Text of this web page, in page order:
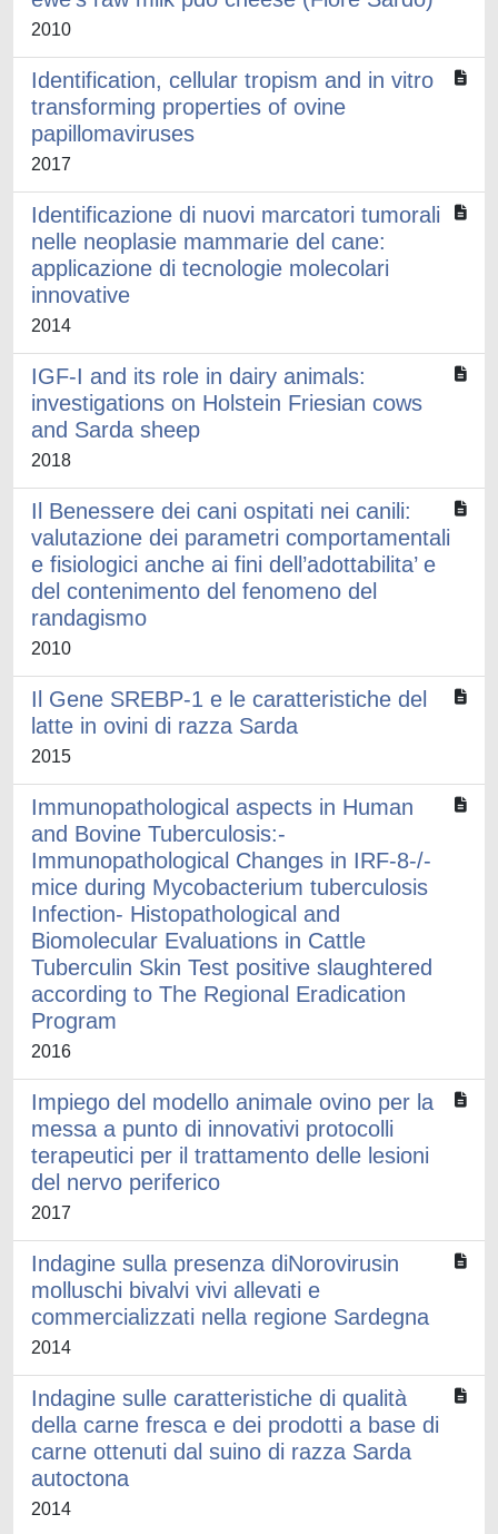
2010
Identification, cellular tropism and in vitro
transforming properties of ovine
papillomaviruses
2017
Identificazione di nuovi marcatori tumorali
nelle neoplasie mammarie del cane:
applicazione di tecnologie molecolari
innovative
2014
IGF-I and its role in dairy animals:
investigations on Holstein Friesian cows
and Sarda sheep
2018
Il Benessere dei cani ospitati nei canili:
valutazione dei parametri comportamentali
e fisiologici anche ai fini dell’adottabilita’ e
del contenimento del fenomeno del
randagismo
2010
Il Gene SREBP-1 e le caratteristiche del
latte in ovini di razza Sarda
2015
Immunopathological aspects in Human
and Bovine Tuberculosis:-
Immunopathological Changes in IRF-8-/-
mice during Mycobacterium tuberculosis
Infection- Histopathological and
Biomolecular Evaluations in Cattle
Tuberculin Skin Test positive slaughtered
according to The Regional Eradication
Program
2016
Impiego del modello animale ovino per la
messa a punto di innovativi protocolli
terapeutici per il trattamento delle lesioni
del nervo periferico
2017
Indagine sulla presenza diNorovirusin
molluschi bivalvi vivi allevati e
commercializzati nella regione Sardegna
2014
Indagine sulle caratteristiche di qualità
della carne fresca e dei prodotti a base di
carne ottenuti dal suino di razza Sarda
autoctona
2014